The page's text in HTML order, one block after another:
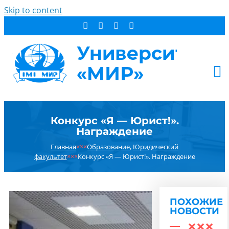
Skip to content
ОБ УНИВЕРСИТЕТЕ
НОВОСТИ
РЕЗУЛЬТАТ ПОИСКА:
Конкурс «Я — Юрист!».
Награждение
Главная×××Образование, Юридический
факультет×××Конкурс «Я — Юрист!». Награждение
ПОХОЖИЕ
НОВОСТИ